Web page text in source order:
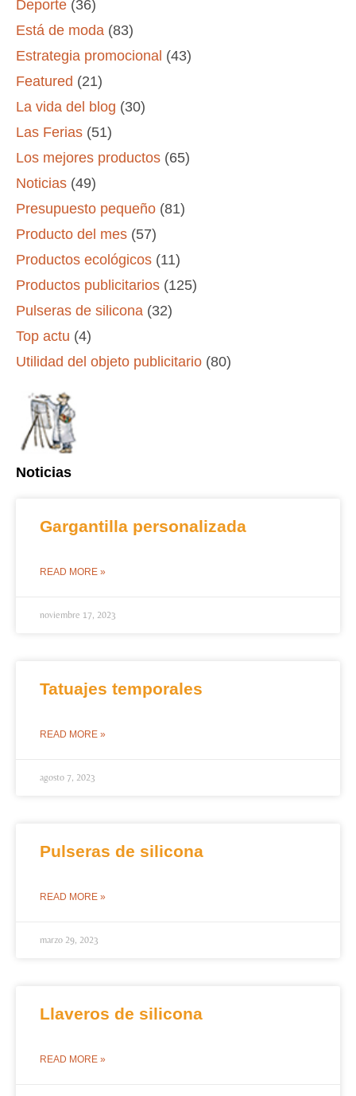
Deporte (36)
Está de moda (83)
Estrategia promocional (43)
Featured (21)
La vida del blog (30)
Las Ferias (51)
Los mejores productos (65)
Noticias (49)
Presupuesto pequeño (81)
Producto del mes (57)
Productos ecológicos (11)
Productos publicitarios (125)
Pulseras de silicona (32)
Top actu (4)
Utilidad del objeto publicitario (80)
Noticias
Gargantilla personalizada
READ MORE »
noviembre 17, 2023
Tatuajes temporales
READ MORE »
agosto 7, 2023
Pulseras de silicona
READ MORE »
marzo 29, 2023
Llaveros de silicona
READ MORE »